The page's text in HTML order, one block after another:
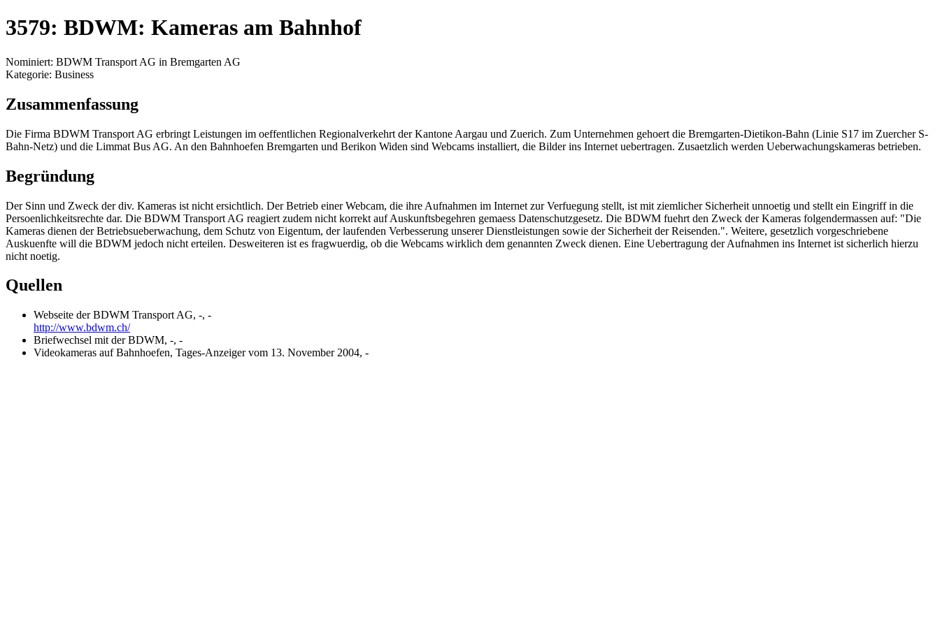
3579: BDWM: Kameras am Bahnhof
Nominiert: BDWM Transport AG in Bremgarten AG
Kategorie: Business
Zusammenfassung
Die Firma BDWM Transport AG erbringt Leistungen im oeffentlichen Regionalverkehrt der Kantone Aargau und Zuerich. Zum Unternehmen gehoert die Bremgarten-Dietikon-Bahn (Linie S17 im Zuercher S-
Bahn-Netz) und die Limmat Bus AG. An den Bahnhoefen Bremgarten und Berikon Widen sind Webcams installiert, die Bilder ins Internet uebertragen. Zusaetzlich werden Ueberwachungskameras betrieben.
Begründung
Der Sinn und Zweck der div. Kameras ist nicht ersichtlich. Der Betrieb einer Webcam, die ihre Aufnahmen im Internet zur Verfuegung stellt, ist mit ziemlicher Sicherheit unnoetig und stellt ein Eingriff in die
Persoenlichkeitsrechte dar. Die BDWM Transport AG reagiert zudem nicht korrekt auf Auskunftsbegehren gemaess Datenschutzgesetz. Die BDWM fuehrt den Zweck der Kameras folgendermassen auf: "Die
Kameras dienen der Betriebsueberwachung, dem Schutz von Eigentum, der laufenden Verbesserung unserer Dienstleistungen sowie der Sicherheit der Reisenden.". Weitere, gesetzlich vorgeschriebene
Auskuenfte will die BDWM jedoch nicht erteilen. Desweiteren ist es fragwuerdig, ob die Webcams wirklich dem genannten Zweck dienen. Eine Uebertragung der Aufnahmen ins Internet ist sicherlich hierzu
nicht noetig.
Quellen
Webseite der BDWM Transport AG, -, -
http://www.bdwm.ch/
Briefwechsel mit der BDWM, -, -
Videokameras auf Bahnhoefen, Tages-Anzeiger vom 13. November 2004, -